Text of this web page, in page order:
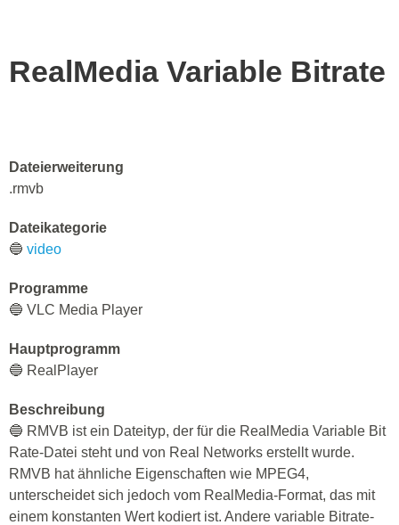
RealMedia Variable Bitrate
Dateierweiterung
.rmvb
Dateikategorie
🔵 video
Programme
🔵 VLC Media Player
Hauptprogramm
🔵 RealPlayer
Beschreibung
🔵 RMVB ist ein Dateityp, der für die RealMedia Variable Bit
Rate-Datei steht und von Real Networks erstellt wurde.
RMVB hat ähnliche Eigenschaften wie MPEG4,
unterscheidet sich jedoch vom RealMedia-Format, das mit
einem konstanten Wert kodiert ist. Andere variable Bitrate-